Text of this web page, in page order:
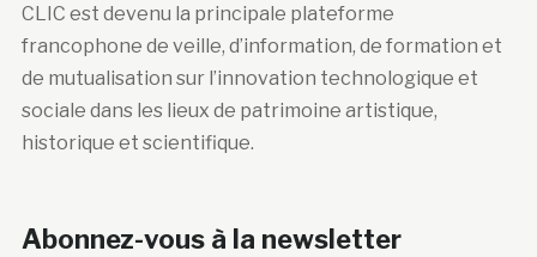
CLIC est devenu la principale plateforme
francophone de veille, d’information, de formation et
de mutualisation sur l’innovation technologique et
sociale dans les lieux de patrimoine artistique,
historique et scientifique.
Abonnez-vous à la newsletter